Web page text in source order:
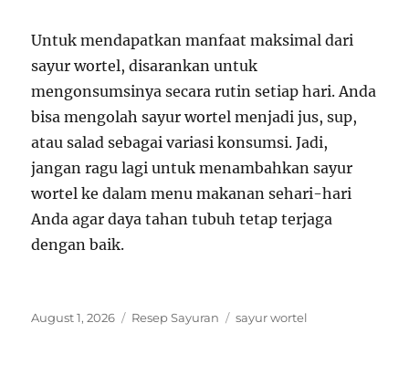
Untuk mendapatkan manfaat maksimal dari
sayur wortel, disarankan untuk
mengonsumsinya secara rutin setiap hari. Anda
bisa mengolah sayur wortel menjadi jus, sup,
atau salad sebagai variasi konsumsi. Jadi,
jangan ragu lagi untuk menambahkan sayur
wortel ke dalam menu makanan sehari-hari
Anda agar daya tahan tubuh tetap terjaga
dengan baik.
Posted
August 1, 2026 Categories
Resep Sayuran Tags
sayur wortel